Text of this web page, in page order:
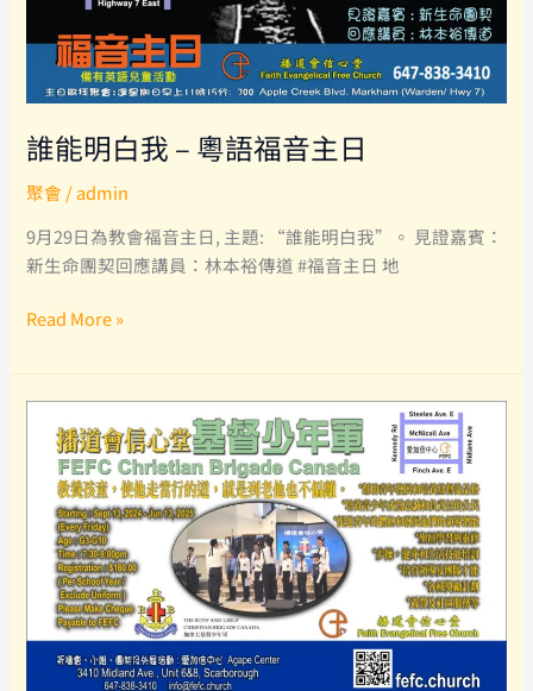
誰能明白我 – 粵語福音主日
聚會 /admin
9月29日為教會福音主日, 主題: “誰能明白我”。 見證嘉賓：
新生命團契回應講員：林本裕傳道 #福音主日 地
誰
明
白
Read More »